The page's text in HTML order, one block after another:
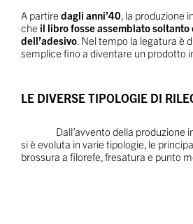
A partire dagli anni’40, la produzione
che il libro fosse assemblato soltanto
dell’adesivo. Nel tempo la legatura è
semplice fino a diventare un prodotto
LE DIVERSE TIPOLOGIE DI
Dall’avvento della produzione
si è evoluta in varie tipologie, le
brossura a filorefe, fresatura e punto